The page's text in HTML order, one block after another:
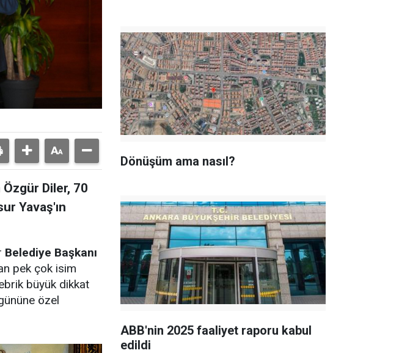
Diler, 70
Yavaş'ın
Belediye Başkanı
pek çok isim
büyük dikkat
özel
Dönüşüm ama nasıl?
ABB'nin 2025 faaliyet raporu kabul
edildi